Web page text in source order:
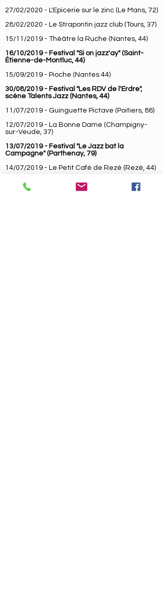
27/02/2020 - L'Epicerie sur le zinc (Le Mans, 72)
28/02/2020 - Le Strapontin jazz club (Tours, 37)
15/11/2019 - Théâtre la Ruche (Nantes, 44)
16/10/2019 - Festival "Si on jazz'ay" (Saint-
Étienne-de-Montluc, 44)
15/09/2019 - Pioche (Nantes 44)
30/08/2019 - Festival "Les RDV de l'Erdre",
scène Talents Jazz (Nantes, 44)
11/07/2019 - Guinguette Pictave (Poitiers, 86)
12/07/2019 - La Bonne Dame (Champigny-
sur-Veude, 37)
13/07/2019 - Festival "Le Jazz bat la
Campagne" (Parthenay, 79)
14/07/2019 - Le Petit Café de Rezé (Rezé, 44)
8/01/2019 - Théâtre de la Gobinière -
Showcase organisé par "Musique et Danse en